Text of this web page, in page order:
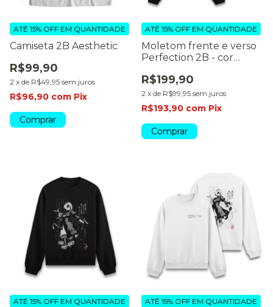
Camiseta 2B Aesthetic
R$99,90
2 x de R$49,95 sem juros
ATÉ 15% OFF EM QUANTIDADE
R$96,90 com Pix
Comprar
Moletom frente e verso
Perfection 2B - cor
R$199,90
2 x de R$99,95 sem juros
ATÉ 15% OFF EM QUANTIDADE
R$193,90 com Pix
Comprar
ATÉ 15% OFF EM QUANTIDADE ATÉ 15% OFF EM QUANTIDADE